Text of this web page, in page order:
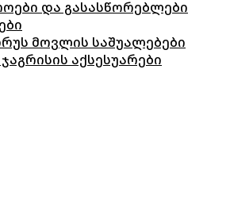
და გასასწორებლები
მოვლის საშუალებები
აქსესუარები